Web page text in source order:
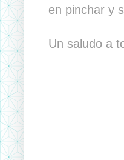
en pinchar y
Un saludo a